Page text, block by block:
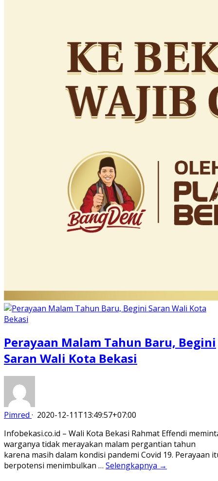
Perayaan Malam Tahun Baru, Begini
Saran Wali Kota Bekasi
Pimred · 2020-12-11T13:49:57+07:00
Infobekasi.co.id – Wali Kota Bekasi Rahmat Effendi
warganya tidak merayakan malam pergantian tahun
karena masih dalam kondisi pandemi Covid 19. Perayaan
berpotensi menimbulkan … Selengkapnya →